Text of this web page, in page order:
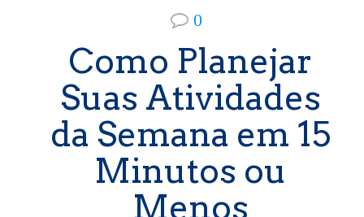
0
Como Planejar
Suas Atividades
da Semana em 15
Minutos ou
Menos